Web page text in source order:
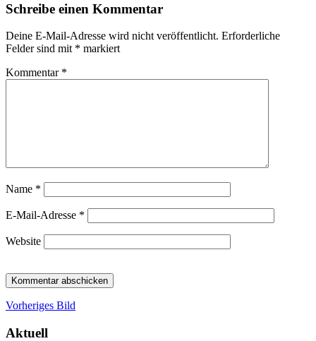
Schreibe einen Kommentar
Deine E-Mail-Adresse wird nicht veröffentlicht. Erforderliche
Felder sind mit * markiert
Kommentar *
Name *
E-Mail-Adresse *
Website
Vorheriges Bild
Aktuell